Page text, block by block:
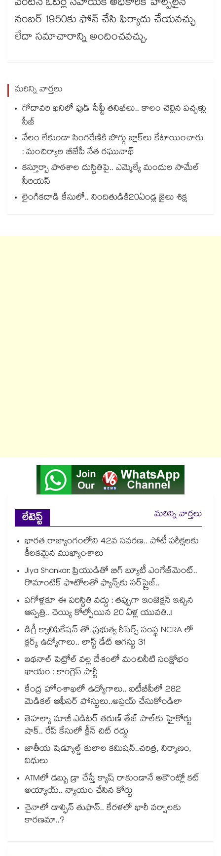
నంబర్ 1950కు ఫోన్ చేసి ఫిర్యాదు చేయవచ్చు
లేదా సమాచారాన్ని అందించవచ్చు.
మరిన్ని వార్తలు
గోదావరి ఖనిలో ఫుడ్ సేఫ్టీ తనిఖీలు.. కాలం చెల్లిన పచ్చళ్లు
సీజ్
వేలం లేకుండా సింగరేణికి బొగ్గు బ్లాక్‌‌‌‌‌‌‌‌లు కేటాయించారు
: మంచిర్యాల బీజేపీ నేత రఘునాథ్
కస్తూర్బా పాఠశాల దుస్థితిపై.. ఎమ్మెల్యే మందుల సామేల్
సీరియస్
లైంగికదాడి కేసులో.. నిందితుడికి20ఏండ్ల జైలు శిక్ష
లేటెస్ట్
మరిన్ని వార్తలు
భారత రాజ్యాంగంలోని 42వ సవరణ.. పోటీ పరీక్షలకు
కీలకమైన ముఖ్యాంశాలు
Jiya Shankar: ప్రియుడితో బిగ్ బ్యూటీ ఎంగేజ్‌మెంట్..
రొమాంటిక్ ఫొటోలతో ఫ్యాన్స్⁬కు సర్‌ప్రైజ్..
పగోళ్లకూ ఈ పరిస్థితి వద్దు : తప్పుగా ఇంజెక్షన్ ఇచ్చిన
ఆస్పత్రి.. చెయ్యి కోల్పోయిన 20 ఏళ్ల యువతి..!
డిగ్రీ క్వాలిఫికేషన్ తో..ప్రభుత్వ రీసెర్చ్ సంస్థ NCRA లో
క్లర్క్ ఉద్యోగాలు.. లాస్ట్ డేట్ ఆగస్టు 31
ఇథనాల్ పెట్రోల్ వల్ల దేశంలో మంచినీటి సంక్షోభం
ఖాయం : కాంగ్రెస్ పార్టీ
కేంద్ర హోంశాఖలో ఉద్యోగాలు.. ఐటీబీపీలో 282
మెడికల్ ఆఫీసర్ పోస్టులు..అప్లయ్ చేసుకోండిలా
తెహల్కా మాజీ ఎడిటర్ తరుణ్ తేజ్ పాల్⁭కు హైకోర్టు
షాక్.. రేప్ కేసులో క్లీన్ చిట్ రద్దు
జాతీయ షెడ్యూల్డ్ కులాల కమిషన్..చరిత్ర, నిర్మాణం,
విధులు
ATMలో డబ్బు డ్రా చేస్తే క్యాష్ రాకుండానే అకౌంట్లో కట్
అయ్యాయ్.. న్యాయం చేసిన కోర్టు
చైనాలో డాల్ఫిన్ తుఫాన్.. కేరళలో భారీ వర్షాలకు
కారణమా..?